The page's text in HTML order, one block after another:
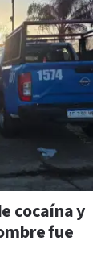
cocaína y
fue